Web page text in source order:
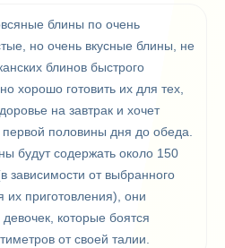
блины по очень
но очень вкусные блины, не
блинов быстрого
хорошо готовить их для тех,
на завтрак и хочет
первой половины дня до обеда.
будут содержать около 150
зависимости от выбранного
их приготовления), они
которые боятся
от своей талии.